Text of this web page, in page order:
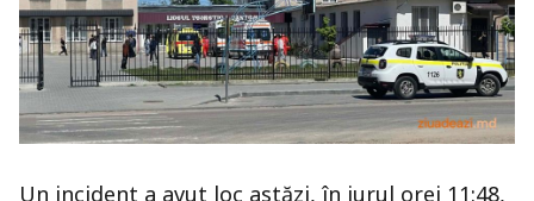
Un incident a avut loc astăzi, în jurul orei 11:48,